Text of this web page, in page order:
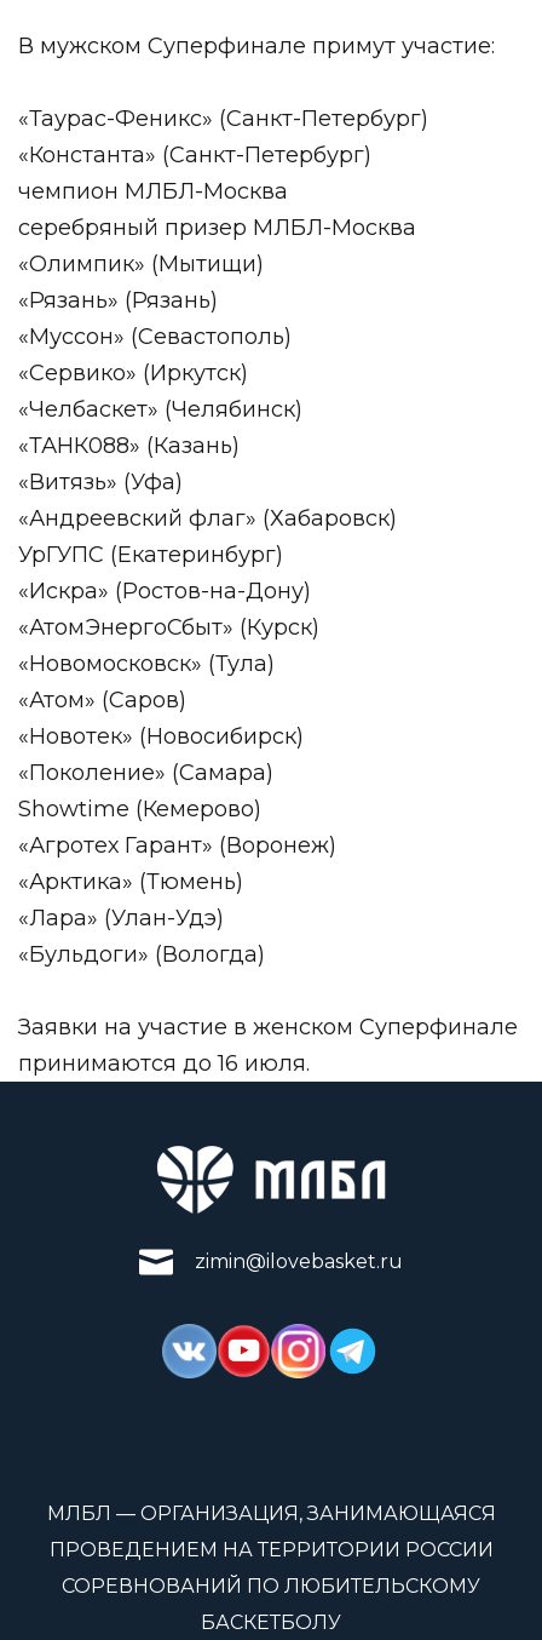
В мужском Суперфинале примут участие:
«Таурас-Феникс» (Санкт-Петербург)
«Константа» (Санкт-Петербург)
чемпион МЛБЛ-Москва
серебряный призер МЛБЛ-Москва
«Олимпик» (Мытищи)
«Рязань» (Рязань)
«Муссон» (Севастополь)
«Сервико» (Иркутск)
«Челбаскет» (Челябинск)
«ТАНК088» (Казань)
«Витязь» (Уфа)
«Андреевский флаг» (Хабаровск)
УрГУПС (Екатеринбург)
«Искра» (Ростов-на-Дону)
«АтомЭнергоСбыт» (Курск)
«Новомосковск» (Тула)
«Атом» (Саров)
«Новотек» (Новосибирск)
«Поколение» (Самара)
Showtime (Кемерово)
«Агротех Гарант» (Воронеж)
«Арктика» (Тюмень)
«Лара» (Улан-Удэ)
«Бульдоги» (Вологда)
Заявки на участие в женском Суперфинале
принимаются до 16 июля.
zimin@ilovebasket.ru
МЛБЛ — ОРГАНИЗАЦИЯ, ЗАНИМАЮЩАЯСЯ
ПРОВЕДЕНИЕМ НА ТЕРРИТОРИИ РОССИИ
СОРЕВНОВАНИЙ ПО ЛЮБИТЕЛЬСКОМУ
БАСКЕТБОЛУ